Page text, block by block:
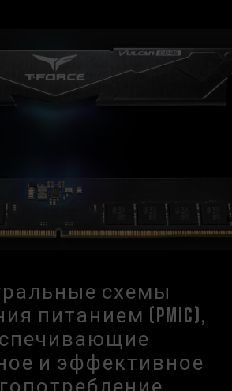
схемы
питанием (PMIC),
и эффективное